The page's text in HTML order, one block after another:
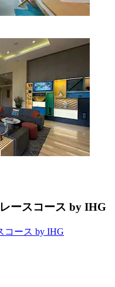
ースコース by IHG
コース by IHG